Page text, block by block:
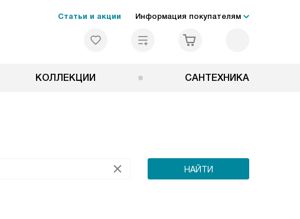
Статьи и акции Информация покупателям
КОЛЛЕКЦИИ САНТЕХНИКА